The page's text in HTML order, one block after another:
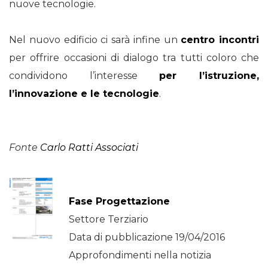
nuove tecnologie.
Nel nuovo edificio ci sarà infine un centro incontri
per offrire occasioni di dialogo tra tutti coloro che
condividono l’interesse per l’istruzione,
l’innovazione e le tecnologie.
Fonte Carlo Ratti Associati
Fase Progettazione
Settore Terziario
Data di pubblicazione 19/04/2016
Approfondimenti nella notizia